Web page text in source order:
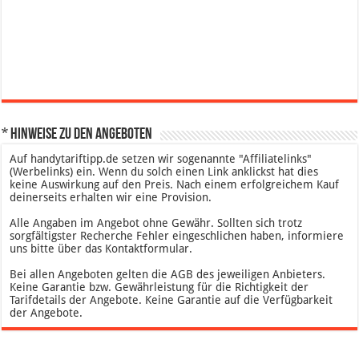
* Hinweise zu den Angeboten
Auf handytariftipp.de setzen wir sogenannte "Affiliatelinks"
(Werbelinks) ein. Wenn du solch einen Link anklickst hat dies
keine Auswirkung auf den Preis. Nach einem erfolgreichem Kauf
deinerseits erhalten wir eine Provision.
Alle Angaben im Angebot ohne Gewähr. Sollten sich trotz
sorgfältigster Recherche Fehler eingeschlichen haben, informiere
uns bitte über das Kontaktformular.
Bei allen Angeboten gelten die AGB des jeweiligen Anbieters.
Keine Garantie bzw. Gewährleistung für die Richtigkeit der
Tarifdetails der Angebote. Keine Garantie auf die Verfügbarkeit
der Angebote.